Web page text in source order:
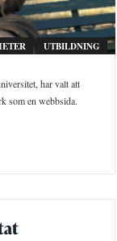
UTBILDNING
har valt att
som en webbsida.